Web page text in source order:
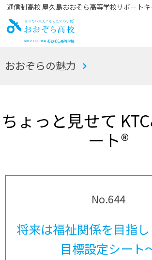
通信制高校 屋久島おおぞら高等学校サポート
お
おおぞらの魅力
ちょっと見せて
ート®
No.644
将来は福祉関係を目指
目標設定シート